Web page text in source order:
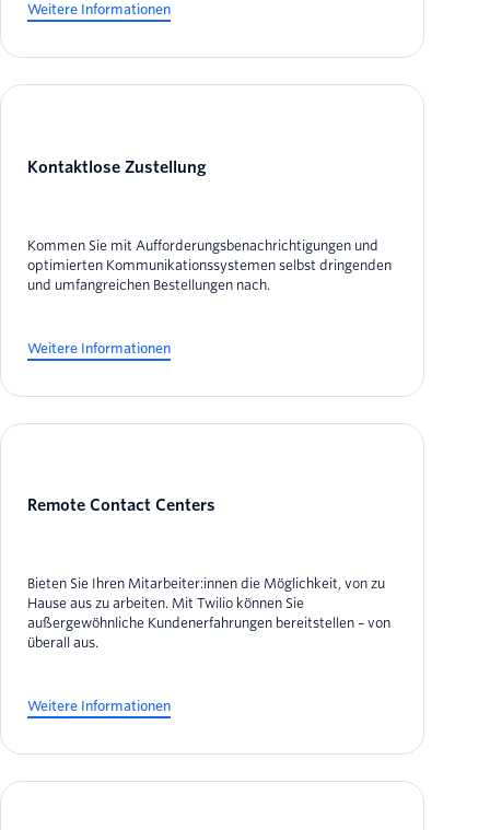
Weitere Informationen
Kontaktlose Zustellung
Kommen Sie mit Aufforderungsbenachrichtigungen und
optimierten Kommunikationssystemen selbst dringenden
und umfangreichen Bestellungen nach.
Weitere Informationen
Remote Contact Centers
Bieten Sie Ihren Mitarbeiter:innen die Möglichkeit, von zu
Hause aus zu arbeiten. Mit Twilio können Sie
außergewöhnliche Kundenerfahrungen bereitstellen – von
überall aus.
Weitere Informationen